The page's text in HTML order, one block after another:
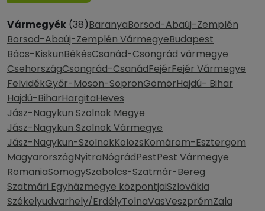
Vármegyék (38)BaranyaBorsod-Abaúj-Zemplén
Borsod-Abaúj-Zemplén VármegyeBudapest
Bács-KiskunBékésCsanád-Csongrád vármegye
CsehországCsongrád-CsanádFejérFejér Vármegye
FelvidékGyőr-Moson-SopronGömörHajdú- Bihar
Hajdú-BiharHargitaHeves
Jász-Nagykun Szolnok Megye
Jász-Nagykun Szolnok Vármegye
Jász-Nagykun-SzolnokKolozsKomárom-Esztergom
MagyarországNyitraNógrádPestPest Vármegye
RomaniaSomogySzabolcs-Szatmár-Bereg
Szatmári Egyházmegye központjaiSzlovákia
Székelyudvarhely/ErdélyTolnaVasVeszprémZala